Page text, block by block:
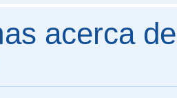
acerca